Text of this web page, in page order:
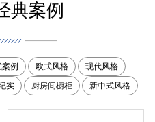
典案例
例 欧式风格
现代风格
实 厨房间橱柜 新中式风格